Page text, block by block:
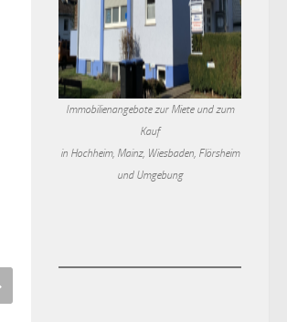
Immobilienangebote zur Miete und zum
Kauf
in Hochheim, Mainz, Wiesbaden, Flörsheim
und Umgebung